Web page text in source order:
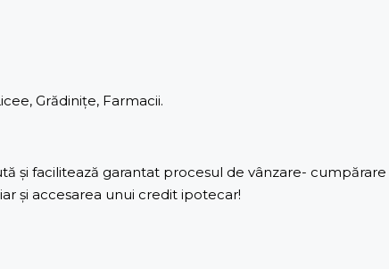
Grădinițe, Farmacii.
și facilitează garantat procesul de vânzare-
și accesarea unui credit ipotecar!